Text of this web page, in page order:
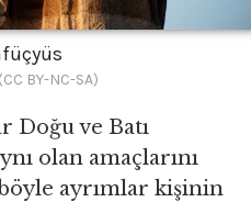
BY-NC-SA)
Doğu ve Batı
olan amaçlarını
böyle ayrımlar kişinin